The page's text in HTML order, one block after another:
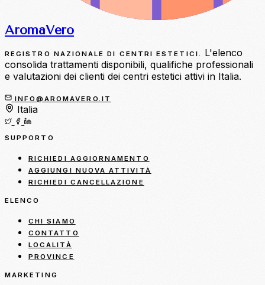
AromaVero
REGISTRO NAZIONALE DI CENTRI ESTETICI.
L'elenco
consolida trattamenti disponibili, qualifiche professionali
e valutazioni dei clienti dei centri estetici attivi in Italia.
INFO@AROMAVERO.IT
Italia
SUPPORTO
RICHIEDI AGGIORNAMENTO
AGGIUNGI NUOVA ATTIVITÀ
RICHIEDI CANCELLAZIONE
ELENCO
CHI SIAMO
CONTATTO
LOCALITÀ
PROVINCE
MARKETING